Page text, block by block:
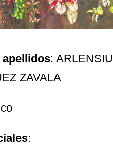
: ARLENSIU
ZAVALA
: